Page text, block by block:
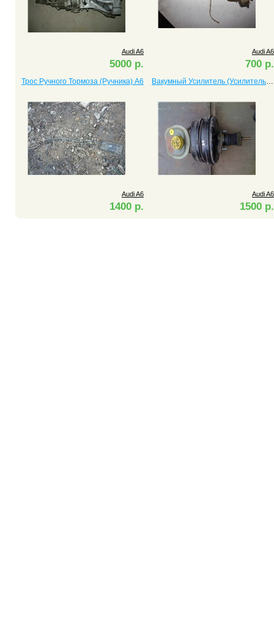
Audi A6
5000 р.
Audi A6
700 р.
Трос Ручного Тормоза (Ручника) A6
Audi A6
1400 р.
Вакумный Усилитель (Усилитель Тормоза) A6
Audi A6
1500 р.